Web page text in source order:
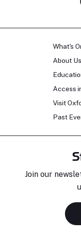
What's
About Us
Access
Visit
Past
Join our